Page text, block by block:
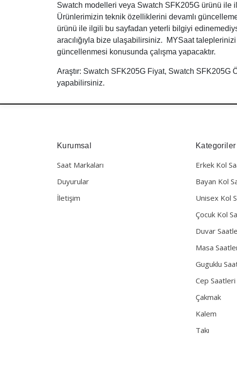
Swatch modelleri veya Swatch SFK205G ürünü ile
Ürünlerimizin teknik özelliklerini devamlı
ürünü ile ilgili bu sayfadan yeterli bilgiyi
aracılığıyla bize ulaşabilirsiniz. MYSaat
güncellenmesi konusunda çalışma yapacaktır.
Araştır: Swatch SFK205G Fiyat, Swatch SFK205G
yapabilirsiniz.
Kurumsal
Saat Markaları
Duyurular
İletişim
Kategoriler
Erkek Kol
Bayan Kol
Unisex Kol
Çocuk Kol
Duvar
Masa
Guguklu
Cep Saatleri
Çakmak
Kalem
Takı